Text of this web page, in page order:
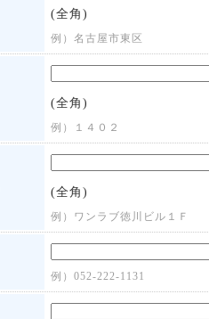
(全角)
例）名古屋市東区
(全角)
例）１４０２
(全角)
例）ワンラブ徳川ビル１Ｆ
例）052-222-1131